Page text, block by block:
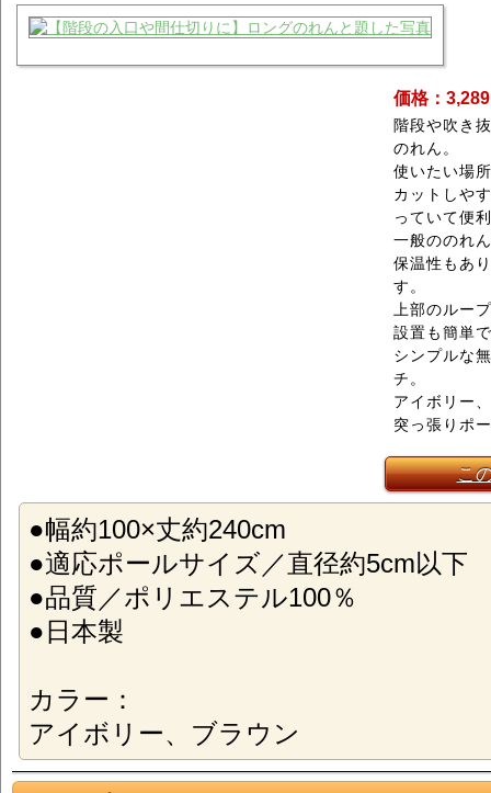
価格：
階段や吹き
のれん。
使いたい場
カットしや
っていて便
一般ののれ
保温性もあ
す。
上部のルー
設置も簡単
シンプルな
チ。
アイボリー
突っ張りポ
こ
●幅約100×丈約240cm
●適応ポールサイズ／直径約5cm以下
●品質／ポリエステル100％
●日本製
カラー：
アイボリー、ブラウン